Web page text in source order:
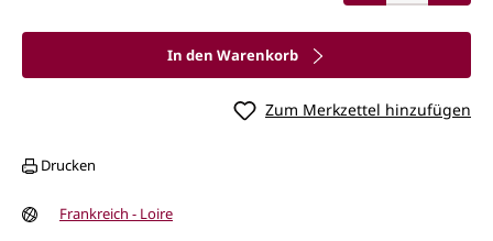
In den Warenkorb
Zum Merkzettel hinzufügen
Drucken
Frankreich - Loire